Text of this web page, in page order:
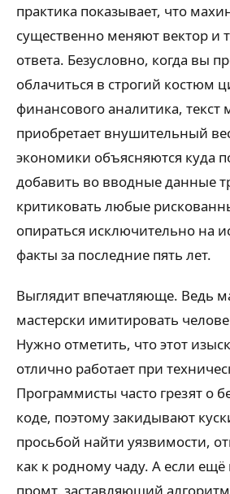
практика показывает, что
существенно меняют вектор и
ответа. Безусловно, когда вы
облачиться в строгий костюм
финансового аналитика,
приобретает внушительный
экономики объясняются куда
добавить во вводные данные
критиковать любые
опираться исключительно на
факты за последние пять лет.
Выглядит впечатляюще. Ведь
мастерски имитировать
Нужно отметить, что этот
отлично работает при
Программисты часто грезят о
коде, поэтому закидывают
просьбой найти уязвимости,
как к родному чаду. А если